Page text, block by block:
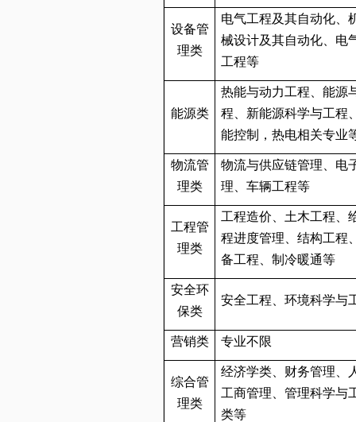
设备管
理类
电气工程及其自动化、
械设计及其自动化、电
工程等
能源类
热能与动力工程、能源
程、新能源科学与工程
能控制，热电相关专业
物流管
理类
物流与供应链管理、电
理、车辆工程等
工程管
理类
工程造价、土木工程、
程进度管理、结构工程
备工程、制冷暖通等
安全环
保类
安全工程、环境科学与
营销类 专业不限
综合管
理类
经济学类、财务管理、
工商管理、管理科学与
类等